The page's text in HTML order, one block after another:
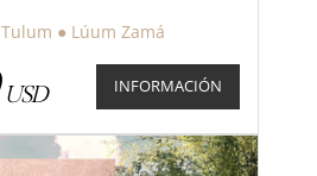
Tulum ● Lúum Zamá
USD INFORMACIÓN